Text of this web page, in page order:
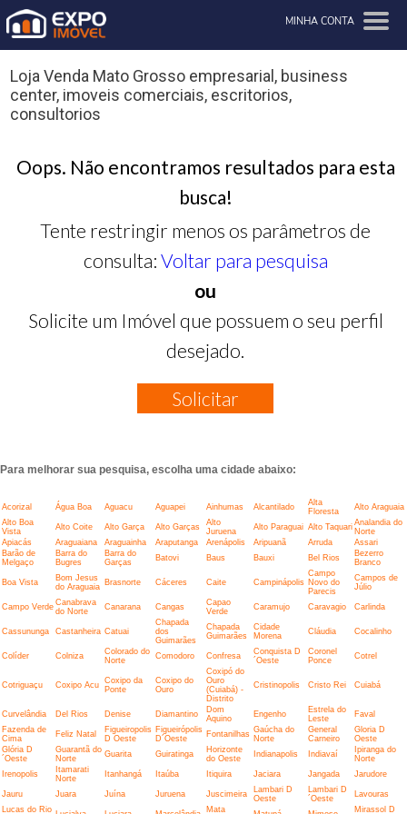
MINHA CONTA
Loja Venda Mato Grosso empresarial, business
center, imoveis comerciais, escritorios,
consultorios
Oops. Não encontramos resultados para esta
busca!
Tente restringir menos os parâmetros de
consulta: Voltar para pesquisa
ou
Solicite um Imóvel que possuem o seu perfil
desejado.
Solicitar
Para melhorar sua pesquisa, escolha uma cidade abaixo:
Acorizal Água Boa Aguacu Aguapei Ainhumas Alcantilado
Alta
Floresta
Alto Araguaia
Alto Boa
Vista
Alto Coite Alto Garça Alto Garças
Alto
Juruena
Alto Paraguai Alto Taquari Analandia do
Norte
Apiacás
Araguaiana Araguainha Araputanga Arenápolis Aripuanã Arruda
Assari
Barão de
Melgaço
Barra do
Bugres
Barra do
Garças
Batovi Baus Bauxi Bel Rios
Bezerro
Branco
Boa Vista
Bom Jesus
do Araguaia Brasnorte Cáceres Caite Campinápolis
Campo
Novo do
Parecis
Campos de
Júlio
Campo Verde Canabrava
do Norte
Canarana Cangas
Capao
Verde
Caramujo Caravagio Carlinda
Cassununga Castanheira Catuai
Chapada
dos
Guimarães
Chapada
Guimarães
Cidade
Morena
Cláudia Cocalinho
Colíder Colniza
Colorado do
Norte
Comodoro Confresa
Conquista D
´Oeste
Coronel
Ponce
Cotrel
Cotriguaçu Coxipo Acu Coxipo da
Ponte
Coxipo do
Ouro
Coxipó do
Ouro
(Cuiabá) -
Distrito
Cristinopolis Cristo Rei Cuiabá
Curvelândia Del Rios Denise Diamantino
Dom
Aquino
Engenho
Estrela do
Leste
Faval
Fazenda de
Cima
Feliz Natal
Figueiropolis
D Oeste
Figueirópolis
D´Oeste
Fontanilhas Gaúcha do
Norte
General
Carneiro
Gloria D
Oeste
Glória D
´Oeste
Guarantã do
Norte
Guarita Guiratinga
Horizonte
do Oeste
Indianapolis Indiavaí
Ipiranga do
Norte
Irenopolis
Itamarati
Norte
Itanhangá Itaúba Itiquira Jaciara Jangada Jarudore
Jauru Juara Juína Juruena Juscimeira
Lambari D
Oeste
Lambari D
´Oeste
Lavouras
Lucas do Rio
Mata
Mirassol D